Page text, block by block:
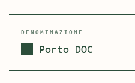
DENOMINAZIONE
Porto DOC